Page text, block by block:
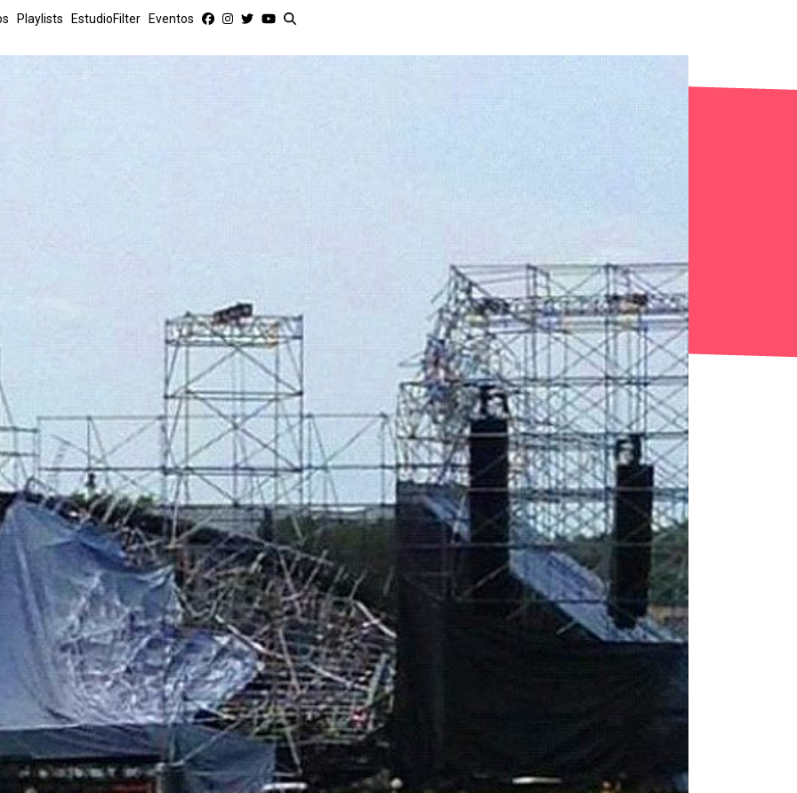
Playlists EstudioFilter Eventos